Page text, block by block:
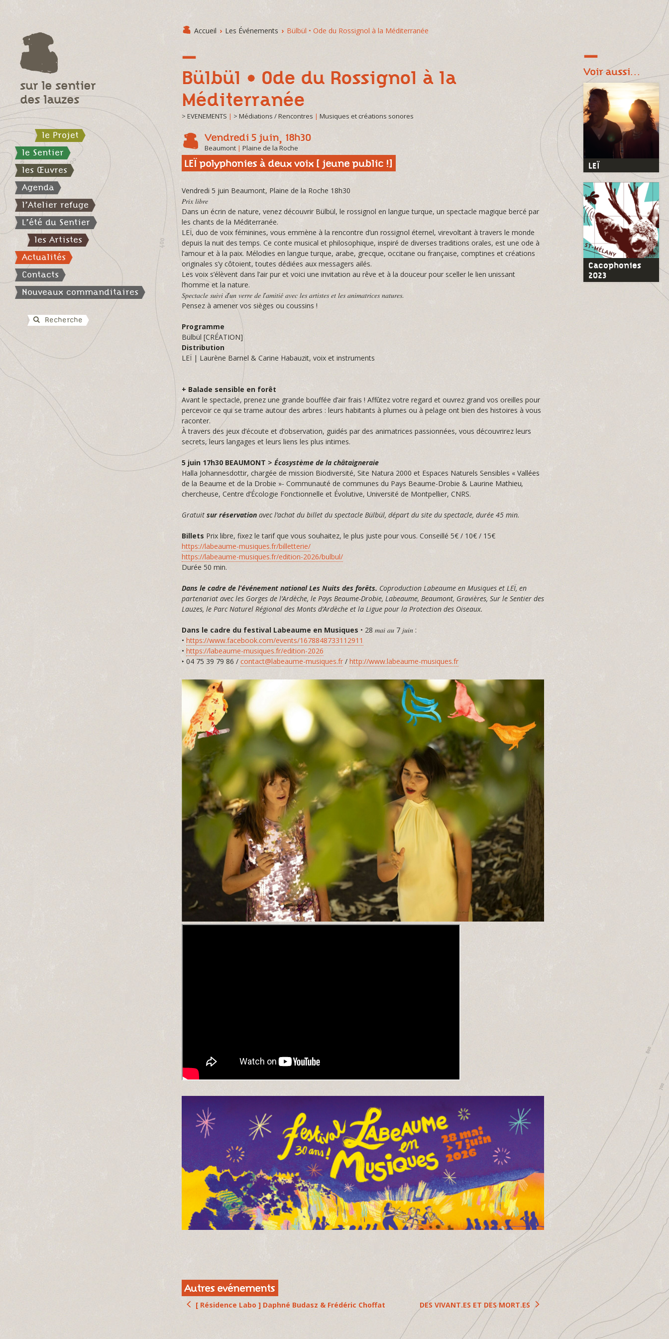
sur le sentier
des lauzes
le Projet
le Sentier
les Œuvres
Agenda
l’Atelier refuge
L’été du Sentier
les Artistes
Actualités
Contacts
Nouveaux commanditaires
Recherche
Accueil › Les Événements › Bülbül • Ode du Rossignol à la Méditerranée
Bülbül • Ode du Rossignol à la
Méditerranée
> EVENEMENTS | > Médiations / Rencontres | Musiques et créations sonores
Vendredi 5 juin, 18h30
Beaumont| Plaine de la Roche
LEÏ polyphonies à deux voix [ jeune public !]
Vendredi 5 juin Beaumont, Plaine de la Roche 18h30
𝑃𝑟𝑖𝑥 𝑙𝑖𝑏𝑟𝑒
Dans un écrin de nature, venez découvrir Bülbül, le rossignol en langue turque, un spectacle magique bercé par
les chants de la Méditerranée.
LEÏ, duo de voix féminines, vous emmène à la rencontre d’un rossignol éternel, virevoltant à travers le monde
depuis la nuit des temps. Ce conte musical et philosophique, inspiré de diverses traditions orales, est une ode à
l’amour et à la paix. Mélodies en langue turque, arabe, grecque, occitane ou française, comptines et créations
originales s’y côtoient, toutes dédiées aux messagers ailés.
Les voix s’élèvent dans l’air pur et voici une invitation au rêve et à la douceur pour sceller le lien unissant
l’homme et la nature.
𝑆𝑝𝑒𝑐𝑡𝑎𝑐𝑙𝑒 𝑠𝑢𝑖𝑣𝑖 𝑑’𝑢𝑛 𝑣𝑒𝑟𝑟𝑒 𝑑𝑒 𝑙’𝑎𝑚𝑖𝑡𝑖𝑒́ 𝑎𝑣𝑒𝑐 𝑙𝑒𝑠 𝑎𝑟𝑡𝑖𝑠𝑡𝑒𝑠 𝑒𝑡 𝑙𝑒𝑠 𝑎𝑛𝑖𝑚𝑎𝑡𝑟𝑖𝑐𝑒𝑠 𝑛𝑎𝑡𝑢𝑟𝑒𝑠.
Pensez à amener vos sièges ou coussins !
Programme
Bülbül [CRÉATION]
Distribution
LEÏ | Laurène Barnel & Carine Habauzit, voix et instruments
+ Balade sensible en forêt
Avant le spectacle, prenez une grande bouffée d’air frais ! Affûtez votre regard et ouvrez grand vos oreilles pour
percevoir ce qui se trame autour des arbres : leurs habitants à plumes ou à pelage ont bien des histoires à vous
raconter.
À travers des jeux d’écoute et d’observation, guidés par des animatrices passionnées, vous découvrirez leurs
secrets, leurs langages et leurs liens les plus intimes.
5 juin 17h30 BEAUMONT > Écosystème de la châtaigneraie
Halla Johannesdottir, chargée de mission Biodiversité, Site Natura 2000 et Espaces Naturels Sensibles « Vallées
de la Beaume et de la Drobie »- Communauté de communes du Pays Beaume-Drobie & Laurine Mathieu,
chercheuse, Centre d’Écologie Fonctionnelle et Évolutive, Université de Montpellier, CNRS.
Gratuit sur réservationavec l’achat du billet du spectacle Bülbül, départ du site du spectacle, durée 45 min.
Billets Prix libre, fixez le tarif que vous souhaitez, le plus juste pour vous. Conseillé 5€ / 10€ / 15€
https://labeaume-musiques.fr/billetterie/
https://labeaume-musiques.fr/edition-2026/bulbul/
Durée 50 min.
Dans le cadre de l’événement national Les Nuits des forêts. Coproduction Labeaume en Musiques et LEÏ, en
partenariat avec les Gorges de l’Ardèche, le Pays Beaume-Drobie, Labeaume, Beaumont, Gravières, Sur le Sentier des
Lauzes, le Parc Naturel Régional des Monts d’Ardèche et la Ligue pour la Protection des Oiseaux.
Dans le cadre du festival Labeaume en Musiques • 28 𝑚𝑎𝑖 𝑎𝑢 7 𝑗𝑢𝑖𝑛 :
• https://www.facebook.com/events/1678848733112911
• https://labeaume-musiques.fr/edition-2026
‣ 04 75 39 79 86 / contact@labeaume-musiques.fr/ http://www.labeaume-musiques.fr
Autres evénements
[ Résidence Labo ] Daphné Budasz & Frédéric Choffat DES VIVANT.ES ET DES MORT.ES
Voir aussi…
LEÏ
Cacophonies
2023